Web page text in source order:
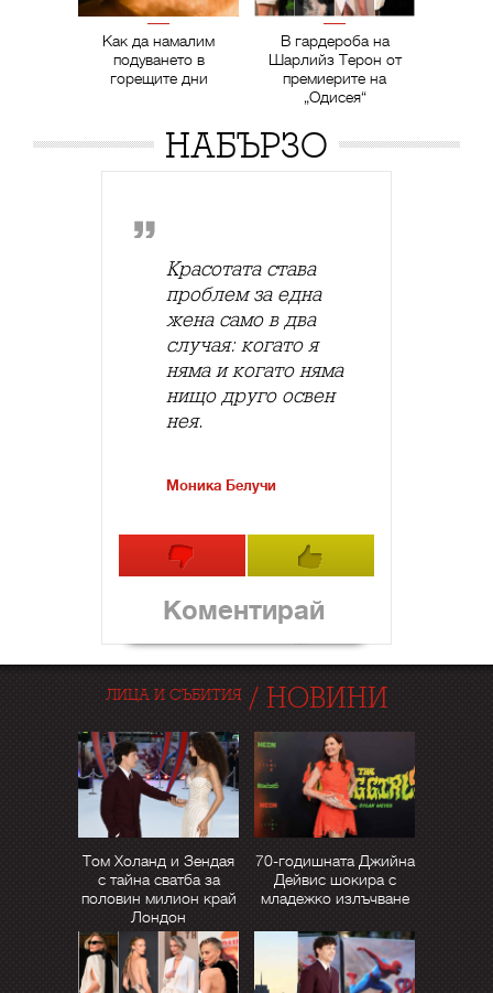
Как да намалим
подуването в
горещите дни
В гардероба на
Шарлийз Терон от
премиерите на
„Одисея“
НАБЪРЗО
Красотата става
проблем за една
жена само в два
случая: когато я
няма и когато няма
нищо друго освен
нея.
Моника Белучи
Коментирай
ЛИЦА И СЪБИТИЯ/ НОВИНИ
Том Холанд и Зендая
с тайна сватба за
половин милион край
Лондон
70-годишната Джийна
Дейвис шокира с
младежко излъчване